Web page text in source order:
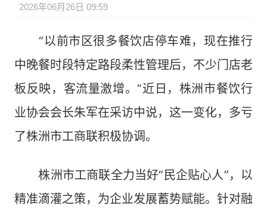
2026年06月26日 09:59
“以前市区很多餐饮店停车难，现在推行
中晚餐时段特定路段柔性管理后，不少门店老
板反映，客流量激增。”近日，株洲市餐饮行
业协会会长朱军在采访中说，这一变化，多亏
了株洲市工商联积极协调。
株洲市工商联全力当好“民企贴心人”，以
精准滴灌之策，为企业发展蓄势赋能。针对融